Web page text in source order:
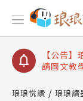
【公告】
【公告】
【公告
請圖文教
查詢
琅琅悅讀 琅琅讀